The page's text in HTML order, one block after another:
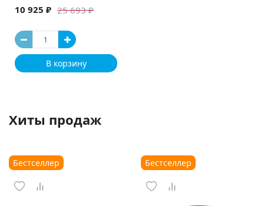
25 693 ₽
10 925 ₽
В корзину
Хиты продаж
Бестселлер Бестселлер